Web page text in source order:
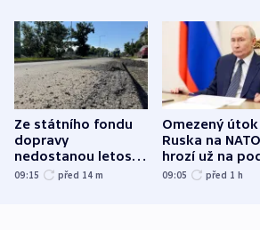
Ze státního fondu
dopravy
nedostanou letos
kraje na silnice ani
09:15 před 14 m
Omezený útok
Ruska na NATO
hrozí už na
varují tajné
09:05 před 1 h